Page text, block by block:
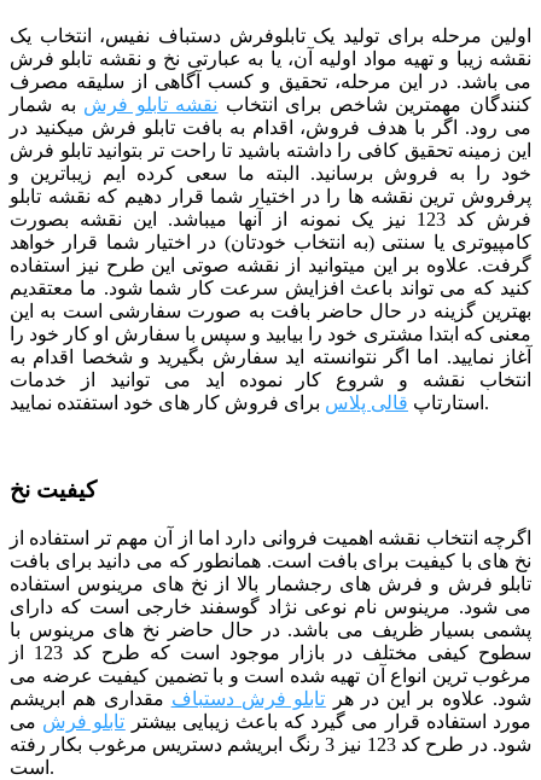
اولین مرحله برای تولید یک تابلوفرش دستباف نفیس، انتخاب یک
نقشه زیبا و تهیه مواد اولیه آن، یا به عبارتی نخ و نقشه تابلو فرش
می باشد. در این مرحله، تحقیق و کسب آگاهی از سلیقه مصرف
کنندگان مهمترین شاخص برای انتخاب نقشه تابلو فرش به شمار
می رود. اگر با هدف فروش، اقدام به بافت تابلو فرش میکنید در
این زمینه تحقیق کافی را داشته باشید تا راحت تر بتوانید تابلو فرش
خود را به فروش برسانید. البته ما سعی کرده ایم زیباترین و
پرفروش ترین نقشه ها را در اختیار شما قرار دهیم که نقشه تابلو
فرش کد 123 نیز یک نمونه از آنها میباشد. این نقشه بصورت
کامپیوتری یا سنتی (به انتخاب خودتان) در اختیار شما قرار خواهد
گرفت. علاوه بر این میتوانید از نقشه صوتی این طرح نیز استفاده
کنید که می تواند باعث افزایش سرعت کار شما شود. ما معتقدیم
بهترین گزینه در حال حاضر بافت به صورت سفارشی است به این
معنی که ابتدا مشتری خود را بیابید و سپس با سفارش او کار خود را
آغاز نمایید. اما اگر نتوانسته اید سفارش بگیرید و شخصا اقدام به
انتخاب نقشه و شروع کار نموده اید می توانید از خدمات
استارتاپ قالی پلاس برای فروش کار های خود استفتده نمایید.
کیفیت نخ
اگرچه انتخاب نقشه اهمیت فروانی دارد اما از آن مهم تر استفاده از
نخ های با کیفیت برای بافت است. همانطور که می دانید برای بافت
تابلو فرش و فرش های رجشمار بالا از نخ های مرینوس استفاده
می شود. مرینوس نام نوعی نژاد گوسفند خارجی است که دارای
پشمی بسیار ظریف می باشد. در حال حاضر نخ های مرینوس با
سطوح کیفی مختلف در بازار موجود است که طرح کد 123 از
مرغوب ترین انواع آن تهیه شده است و با تضمین کیفیت عرضه می
شود. علاوه بر این در هر تابلو فرش دستباف مقداری هم ابریشم
مورد استفاده قرار می گیرد که باعث زیبایی بیشتر
تابلو فرش می
شود. در طرح کد 123 نیز 3 رنگ ابریشم دستریس مرغوب بکار رفته
است.